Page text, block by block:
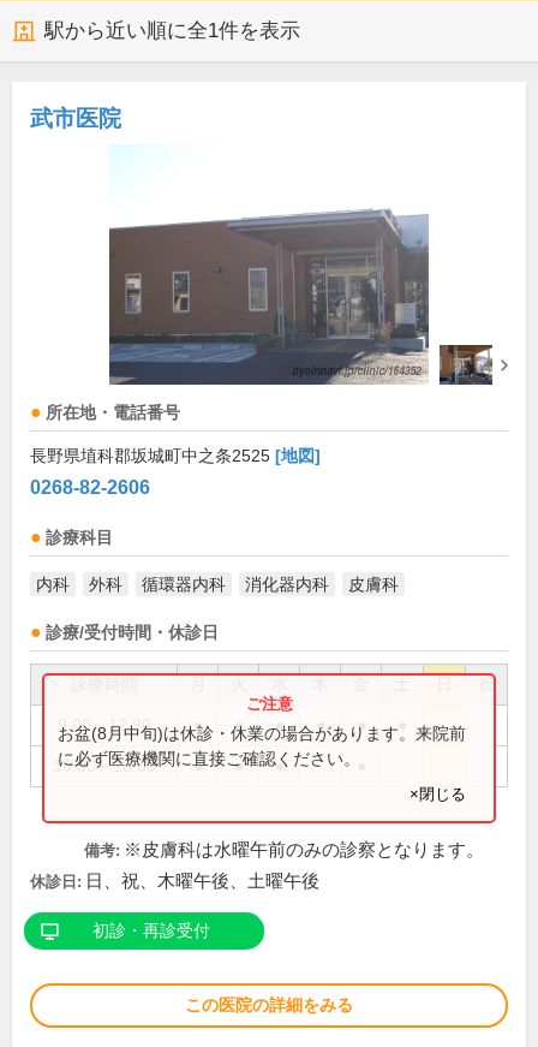
駅から近い順に全1件を表示
武市医院
所在地・電話番号
長野県埴科郡坂城町中之条2525 [地図]
0268-82-2606
診療科目
内科 外科 循環器内科 消化器内科 皮膚科
診療/受付時間・休診日
祝
9:00～12:30 ● ● ● ● ●
16:00～18:00 ● ● ●
お盆(8月中旬)は休診・休業の場合があります。来院前
に必ず医療機関に直接ご確認ください。
×閉じる
備考: ※皮膚科は水曜午前のみの診察となります。
休診日: 日、祝、木曜午後、土曜午後
初診・再診受付
この医院の詳細をみる